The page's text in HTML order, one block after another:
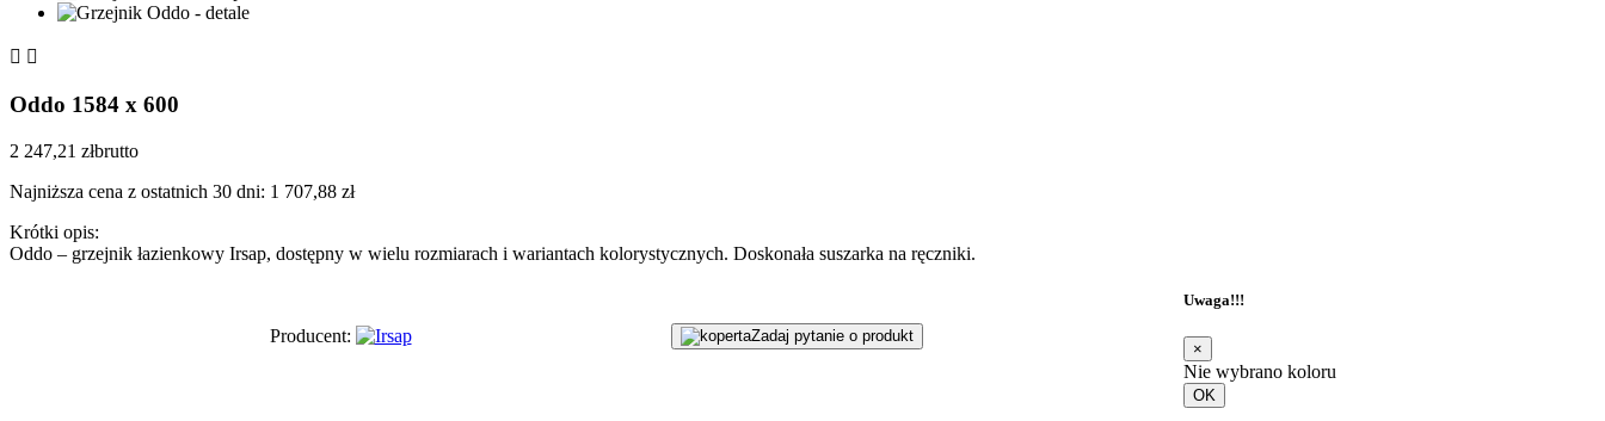
 
Oddo 1584 x 600
2 247,21 złbrutto
Najniższa cena z ostatnich 30 dni: 1 707,88 zł
Krótki opis:
Oddo – grzejnik łazienkowy Irsap, dostępny w wielu rozmiarach i wariantach kolorystycznych. Doskonała suszarka na ręczniki.
Producent: Zadaj pytanie o produkt
Uwaga!!!
×
Nie wybrano koloru
OK